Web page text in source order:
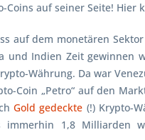
Coins auf seiner Seite! Hier
auf dem monetären
und Indien Zeit
Währung. Da war
Coin „Petro“ auf den
Gold gedeckte (!) Krypto-
immerhin 1,8 Milliarden